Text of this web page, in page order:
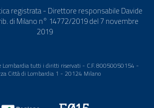
registrata - Direttore responsabile Davide
di Milano n° 14772/2019 del 7 novembre
2019
Lombardia tutti i diritti riservati - C.F. 80050050154 -
Città di Lombardia 1 - 20124 Milano